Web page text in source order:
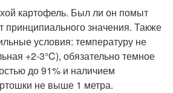
картофель. Был ли он помыт
принципиального значения. Также
условия: температуру не
+2-3°C), обязательно темное
до 91% и наличием
не выше 1 метра.